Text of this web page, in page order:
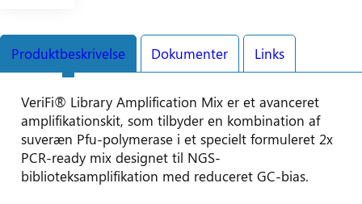
Produktbeskrivelse Dokumenter Links
VeriFi® Library Amplification Mix er et avanceret
amplifikationskit, som tilbyder en kombination af
suveræn Pfu-polymerase i et specielt formuleret 2x
PCR-ready mix designet til NGS-
biblioteksamplifikation med reduceret GC-bias.